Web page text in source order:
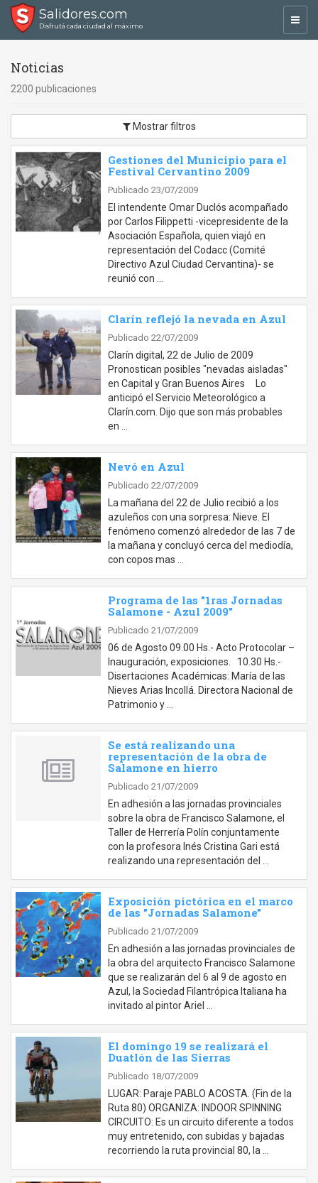
Salidores.com
Disfrutá cada ciudad al máximo
Noticias
2200 publicaciones
Mostrar filtros
Gestiones del Municipio para el
Festival Cervantino 2009
Publicado 23/07/2009
El intendente Omar Duclós acompañado
por Carlos Filippetti -vicepresidente de la
Asociación Española, quien viajó en
representación del Codacc (Comité
Directivo Azul Ciudad Cervantina)- se
reunió con …
Clarín reflejó la nevada en Azul
Publicado 22/07/2009
Clarín digital, 22 de Julio de 2009
Pronostican posibles "nevadas aisladas"
en Capital y Gran Buenos Aires Lo
anticipó el Servicio Meteorológico a
Clarín.com. Dijo que son más probables
en …
Nevó en Azul
Publicado 22/07/2009
La mañana del 22 de Julio recibió a los
azuleños con una sorpresa: Nieve. El
fenómeno comenzó alrededor de las 7 de
la mañana y concluyó cerca del mediodía,
con copos mas …
Programa de las "1ras Jornadas
Salamone - Azul 2009"
Publicado 21/07/2009
06 de Agosto 09.00 Hs.- Acto Protocolar –
Inauguración, exposiciones. 10.30 Hs.-
Disertaciones Académicas: María de las
Nieves Arias Incollá. Directora Nacional de
Patrimonio y …
Se está realizando una
representación de la obra de
Salamone en hierro
Publicado 21/07/2009
En adhesión a las jornadas provinciales
sobre la obra de Francisco Salamone, el
Taller de Herrería Polín conjuntamente
con la profesora Inés Cristina Gari está
realizando una representación del …
Exposición pictórica en el marco
de las "Jornadas Salamone"
Publicado 21/07/2009
En adhesión a las jornadas provinciales de
la obra del arquitecto Francisco Salamone
que se realizarán del 6 al 9 de agosto en
Azul, la Sociedad Filantrópica Italiana ha
invitado al pintor Ariel …
El domingo 19 se realizará el
Duatlón de las Sierras
Publicado 18/07/2009
LUGAR: Paraje PABLO ACOSTA. (Fin de la
Ruta 80) ORGANIZA: INDOOR SPINNING
CIRCUITO: Es un circuito diferente a todos
muy entretenido, con subidas y bajadas
recorriendo la ruta provincial 80, la …